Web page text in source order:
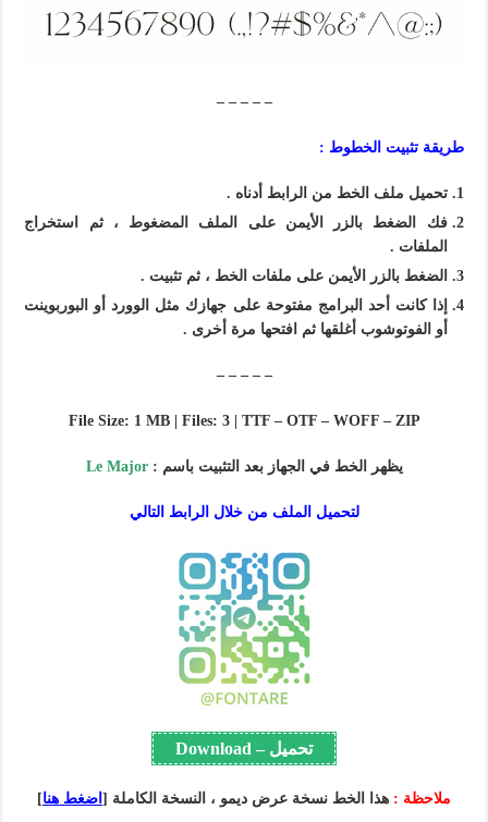
– – – – –
طريقة تثبيت الخطوط :
تحميل ملف الخط من الرابط أدناه .
فك الضغط بالزر الأيمن على الملف المضغوط ، ثم استخراج
الملفات .
الضغط بالزر الأيمن على ملفات الخط ، ثم تثبيت .
إذا كانت أحد البرامج مفتوحة على جهازك مثل الوورد أو البوربوينت
أو الفوتوشوب أغلقها ثم افتحها مرة أخرى .
– – – – –
File Size: 1 MB | Files: 3 | TTF – OTF – WOFF – ZIP
يظهر الخط في الجهاز بعد التثبيت باسم :Le Major
لتحميل الملف من خلال الرابط التالي
تحميل – Download
ملاحظة : هذا الخط نسخة عرض ديمو ، النسخة الكاملة [ اضغط هنا]